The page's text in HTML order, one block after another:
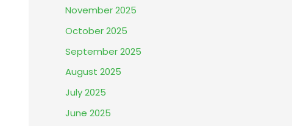
November 2025
October 2025
September 2025
August 2025
July 2025
June 2025